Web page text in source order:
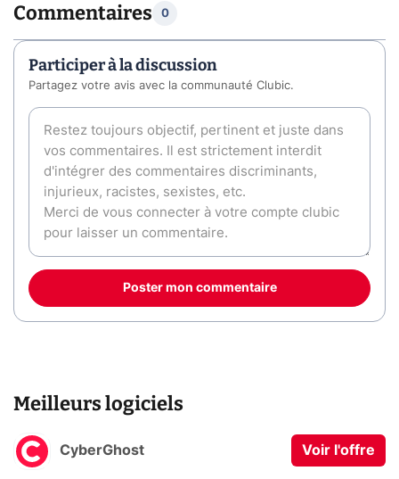
Commentaires 0
Participer à la discussion
Partagez votre avis avec la communauté Clubic.
Poster mon commentaire
Meilleurs logiciels
CyberGhost Voir l'offre